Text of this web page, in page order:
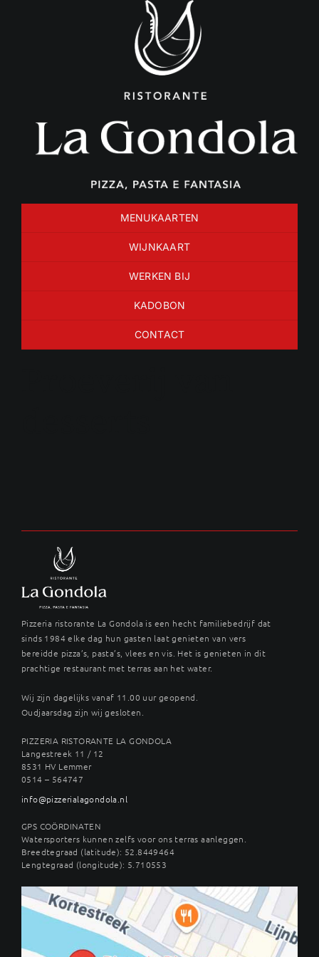
MENUKAARTEN
WIJNKAART
WERKEN BIJ
KADOBON
CONTACT
Pizzeria ristorante La Gondola is een hecht familiebedrijf dat
sinds 1984 elke dag hun gasten laat genieten van vers
bereidde pizza’s, pasta’s, vlees en vis. Het is genieten in dit
prachtige restaurant met terras aan het water.
Wij zijn dagelijks vanaf 11.00 uur geopend.
Oudjaarsdag zijn wij gesloten.
PIZZERIA RISTORANTE LA GONDOLA
Langestreek 11 / 12
8531 HV Lemmer
0514 – 564747
info@pizzerialagondola.nl
GPS COÖRDINATEN
Watersporters kunnen zelfs voor ons terras aanleggen.
Breedtegraad (latitude): 52.8449464
Lengtegraad (longitude): 5.710553